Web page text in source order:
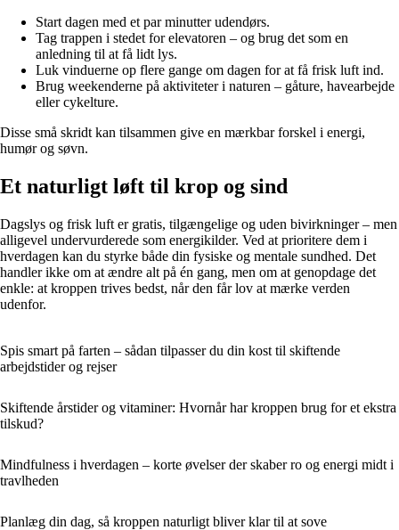
Start dagen med et par minutter udendørs.
Tag trappen i stedet for elevatoren – og brug det som en
anledning til at få lidt lys.
Luk vinduerne op flere gange om dagen for at få frisk luft ind.
Brug weekenderne på aktiviteter i naturen – gåture, havearbejde
eller cykelture.
Disse små skridt kan tilsammen give en mærkbar forskel i energi,
humør og søvn.
Et naturligt løft til krop og sind
Dagslys og frisk luft er gratis, tilgængelige og uden bivirkninger – men
alligevel undervurderede som energikilder. Ved at prioritere dem i
hverdagen kan du styrke både din fysiske og mentale sundhed. Det
handler ikke om at ændre alt på én gang, men om at genopdage det
enkle: at kroppen trives bedst, når den får lov at mærke verden
udenfor.
Spis smart på farten – sådan tilpasser du din kost til skiftende
arbejdstider og rejser
Skiftende årstider og vitaminer: Hvornår har kroppen brug for et ekstra
tilskud?
Mindfulness i hverdagen – korte øvelser der skaber ro og energi midt i
travlheden
Planlæg din dag, så kroppen naturligt bliver klar til at sove